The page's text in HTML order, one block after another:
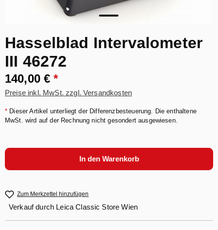
Hasselblad Intervalometer
III 46272
140,00 €*
Preise inkl. MwSt. zzgl. Versandkosten
* Dieser Artikel unterliegt der Differenzbesteuerung. Die enthaltene
MwSt. wird auf der Rechnung nicht gesondert ausgewiesen.
In den Warenkorb
Zum Merkzettel hinzufügen
Verkauf durch Leica Classic Store Wien